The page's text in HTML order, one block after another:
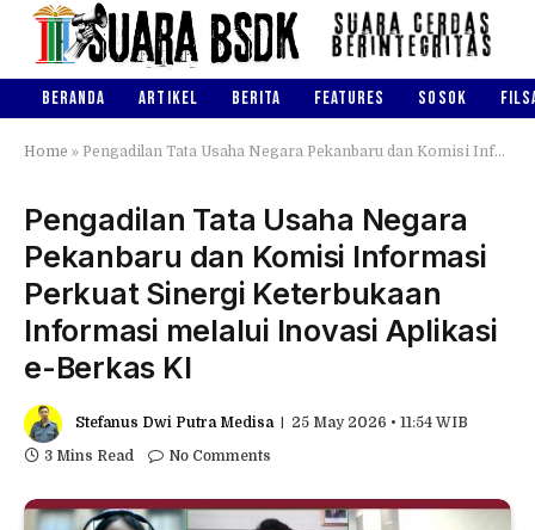
BERANDA ARTIKEL BERITA FEATURES SOSOK
Home » Pengadilan Tata Usaha Negara Pekanbaru dan Komisi Informasi Perkuat Sinergi Keterbukaan Informasi melalui Inovasi Aplikasi e-Berkas KI
Pengadilan Tata Usaha Negara
Pekanbaru dan Komisi Informasi
Perkuat Sinergi Keterbukaan
Informasi melalui Inovasi Aplikasi
e-Berkas KI
Stefanus Dwi Putra Medisa
25 May 2026 • 11:54 WIB
3 Mins Read
No Comments